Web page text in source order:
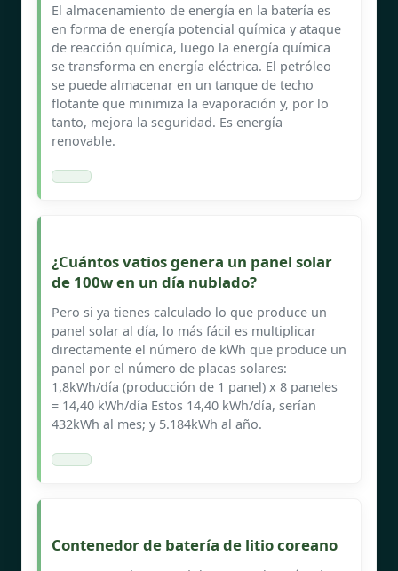
El almacenamiento de energía en la batería es
en forma de energía potencial química y ataque
de reacción química, luego la energía química
se transforma en energía eléctrica. El petróleo
se puede almacenar en un tanque de techo
flotante que minimiza la evaporación y, por lo
tanto, mejora la seguridad. Es energía
renovable.
¿Cuántos vatios genera un panel solar
de 100w en un día nublado?
Pero si ya tienes calculado lo que produce un
panel solar al día, lo más fácil es multiplicar
directamente el número de kWh que produce un
panel por el número de placas solares:
1,8kWh/día (producción de 1 panel) x 8 paneles
= 14,40 kWh/día Estos 14,40 kWh/día, serían
432kWh al mes; y 5.184kWh al año.
Contenedor de batería de litio coreano